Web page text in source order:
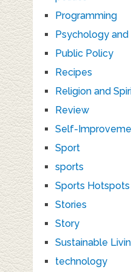
Programming
Psychology
Public Policy
Recipes
Religion and
Review
Self-
Sport
sports
Sports Hotspots
Stories
Story
Sustainable
technology